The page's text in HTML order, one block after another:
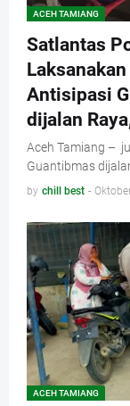
ACEH TAMIANG
Satlantas
Antisipasi
dijalan
Aceh Tamiang –
Guantibmas
by chill best -
ACEH TAMIANG